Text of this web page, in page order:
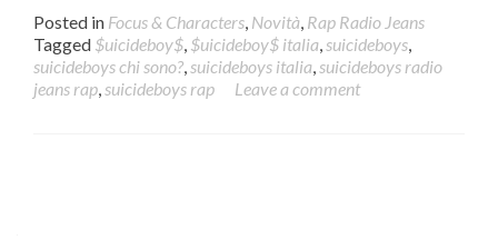
Posted in Focus & Characters, Novità, Rap Radio Jeans
Tagged $uicideboy$, $uicideboy$ italia,suicideboys,
suicideboys chi sono?,suicideboys italia,suicideboys radio
jeans rap,suicideboys rap Leave a comment